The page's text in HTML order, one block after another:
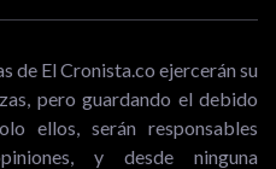
de El Cronista.co ejercerán su
pero guardando el debido
ellos, serán responsables
y desde ninguna